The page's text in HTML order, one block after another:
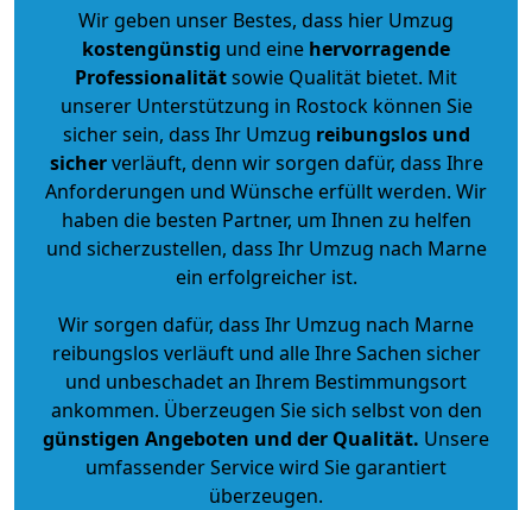
Wir geben unser Bestes, dass hier Umzug
kostengünstig und eine hervorragende
Professionalitätsowie Qualität bietet. Mit
unserer Unterstützung in Rostock können Sie
sicher sein, dass Ihr Umzug reibungslos und
sicherverläuft, denn wir sorgen dafür, dass Ihre
Anforderungen und Wünsche erfüllt werden. Wir
haben die besten Partner, um Ihnen zu helfen
und sicherzustellen, dass Ihr Umzug nach Marne
ein erfolgreicher ist.
Wir sorgen dafür, dass Ihr Umzug nach Marne
reibungslos verläuft und alle Ihre Sachen sicher
und unbeschadet an Ihrem Bestimmungsort
ankommen. Überzeugen Sie sich selbst von den
günstigen Angeboten und der Qualität. Unsere
umfassender Service wird Sie garantiert
überzeugen.